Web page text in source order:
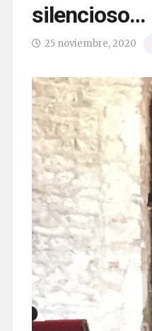
silencioso…
25 noviembre, 2020